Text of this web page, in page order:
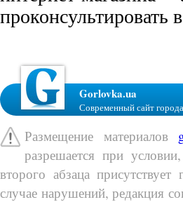
Gorlovka.ua
Современный сайт
Размещение материалов
разрешается при
второго абзаца
случае нарушений, редакция